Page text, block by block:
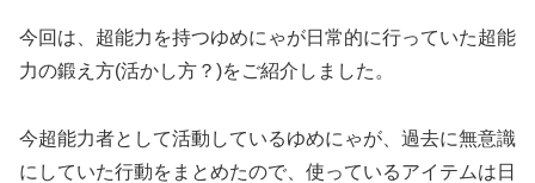
今回は、超能力を持つゆめにゃが日常的に行っていた超能
力の鍛え方(活かし方？)をご紹介しました。
今超能力者として活動しているゆめにゃが、過去に無意識
にしていた行動をまとめたので、使っているアイテムは日